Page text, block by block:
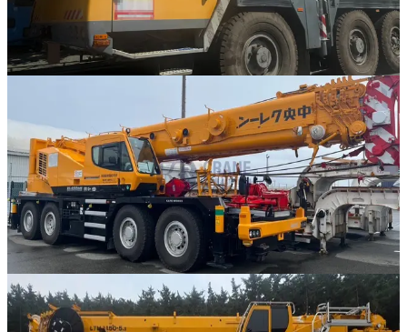
2008년식 · 95톤
가격 문의
59
Kato · RT 크레인 RT-306
NEW
KR-80H-F2
2025년식 · 80톤
가격 문의 3
886
판매중
Liebherr · AT 크레인·AT-300